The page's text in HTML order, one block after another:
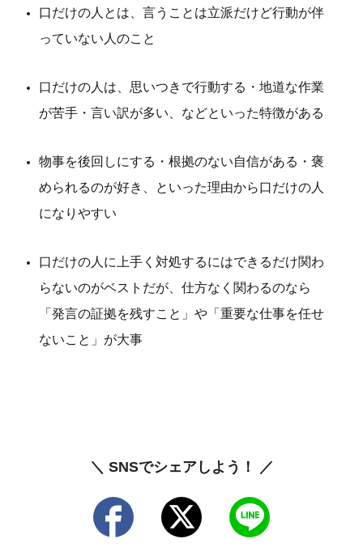
口だけの人とは、言うことは立派だけど行動が伴
っていない人のこと
口だけの人は、思いつきで行動する・地道な作業
が苦手・言い訳が多い、などといった特徴がある
物事を後回しにする・根拠のない自信がある・褒
められるのが好き、といった理由から口だけの人
になりやすい
口だけの人に上手く対処するにはできるだけ関わ
らないのがベストだが、仕方なく関わるのなら
「発言の証拠を残すこと」や「重要な仕事を任せ
ないこと」が大事
＼ SNSでシェアしよう！ ／